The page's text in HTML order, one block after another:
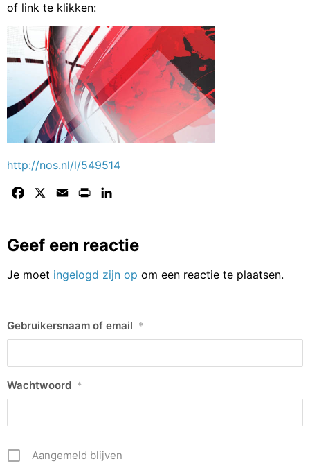
of link te klikken:
http://nos.nl/l/549514
Facebook Email Print
Geef een reactie
Je moet ingelogd zijn op om een reactie te plaatsen.
Gebruikersnaam of email *
Wachtwoord *
Aangemeld blijven